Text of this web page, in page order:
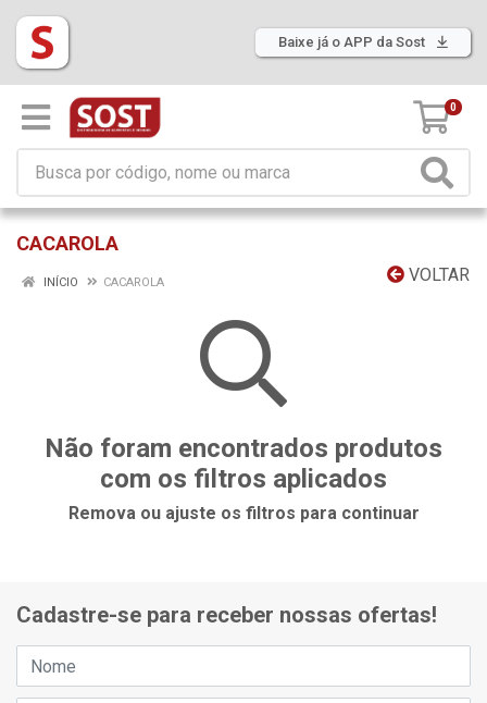
Baixe já o APP da Sost
0
CACAROLA
VOLTAR
INÍCIO CACAROLA
Não foram encontrados produtos
com os filtros aplicados
Remova ou ajuste os filtros para continuar
Cadastre-se para receber nossas ofertas!